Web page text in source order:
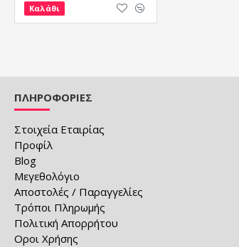
Καλάθι
ΠΛΗΡΟΦΟΡΙΕΣ
Στοιχεία Εταιρίας
Προφίλ
Blog
Μεγεθολόγιο
Αποστολές / Παραγγελίες
Τρόποι Πληρωμής
Πολιτική Απορρήτου
Οροι Χρήσης